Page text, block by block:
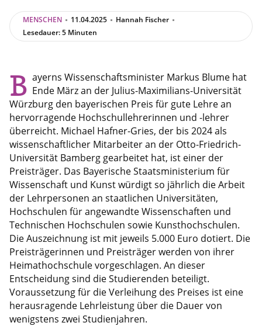
MENSCHEN 11.04.2025
Hannah Fischer
Lesedauer: 5 Minuten
B ayerns Wissenschaftsminister Markus Blume hat
Ende März an der Julius-Maximilians-Universität
Würzburg den bayerischen Preis für gute Lehre an
hervorragende Hochschullehrerinnen und -lehrer
überreicht. Michael Hafner-Gries, der bis 2024 als
wissenschaftlicher Mitarbeiter an der Otto-Friedrich-
Universität Bamberg gearbeitet hat, ist einer der
Preisträger. Das Bayerische Staatsministerium für
Wissenschaft und Kunst würdigt so jährlich die Arbeit
der Lehrpersonen an staatlichen Universitäten,
Hochschulen für angewandte Wissenschaften und
Technischen Hochschulen sowie Kunsthochschulen.
Die Auszeichnung ist mit jeweils 5.000 Euro dotiert. Die
Preisträgerinnen und Preisträger werden von ihrer
Heimathochschule vorgeschlagen. An dieser
Entscheidung sind die Studierenden beteiligt.
Voraussetzung für die Verleihung des Preises ist eine
herausragende Lehrleistung über die Dauer von
wenigstens zwei Studienjahren.